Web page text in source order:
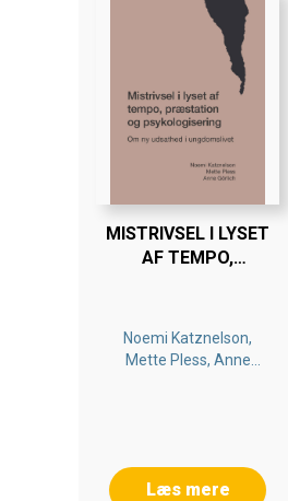
MISTRIVSEL I LYSET
AF TEMPO,
Noemi Katznelson,
Mette Pless, Anne
Læs mere